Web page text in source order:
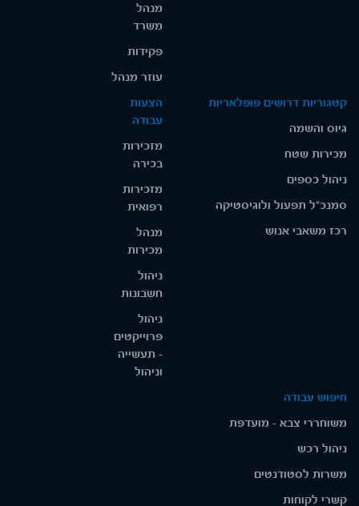
מנהל
משרד
פקידות
עוזר מנהל
קטגוריות דרושים פופלאריות
גיוס והשמה
מכירות שטח
ניהול כספים
סמנכ"ל תפעול ולוגיסטיקה
רכז משאבי אנוש
הצעות
עבודה
מזכירות
בכירה
מזכירות
רפואית
מנהל
מכירות
ניהול
חשבונות
ניהול
פרוייקטים
- תעשייה
וניהול
חיפוש עבודה
משוחררי צבא - מועדפת
ניהול רכש
משרות לסטודנטים
קשרי לקוחות